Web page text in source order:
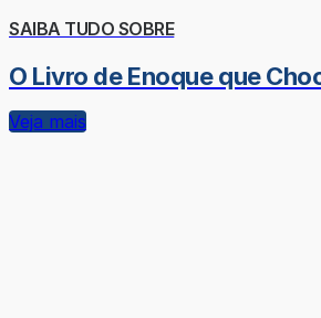
SAIBA TUDO SOBRE
O Livro de Enoque que
Veja mais